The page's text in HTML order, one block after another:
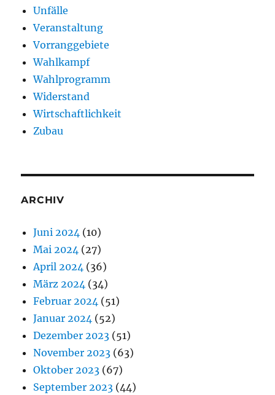
Unfälle
Veranstaltung
Vorranggebiete
Wahlkampf
Wahlprogramm
Widerstand
Wirtschaftlichkeit
Zubau
ARCHIV
Juni 2024 (10)
Mai 2024 (27)
April 2024 (36)
März 2024 (34)
Februar 2024 (51)
Januar 2024 (52)
Dezember 2023 (51)
November 2023 (63)
Oktober 2023 (67)
September 2023 (44)